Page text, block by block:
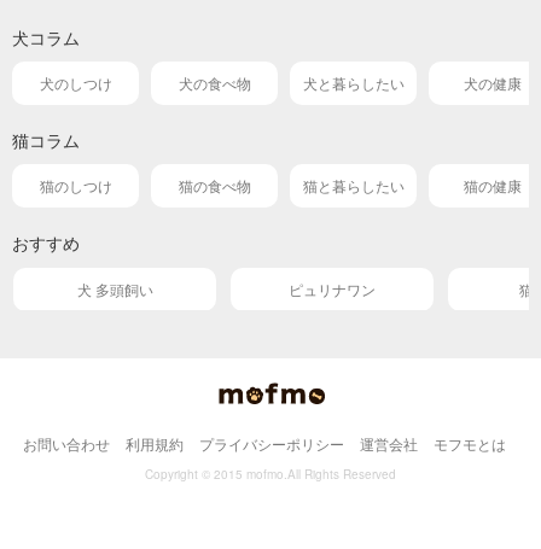
犬コラム
犬のしつけ 犬の食べ物 犬と暮らしたい 犬の健康
猫コラム
猫のしつけ 猫の食べ物 猫と暮らしたい 猫の健康
おすすめ
犬 多頭飼い ピュリナワン 猫
お問い合わせ 利用規約 プライバシーポリシー 運営会社 モフモとは
Copyright © 2015 mofmo.All Rights Reserved